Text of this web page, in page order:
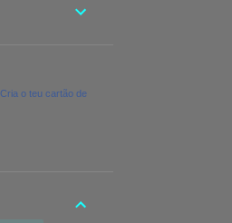
Cria o teu cartão de